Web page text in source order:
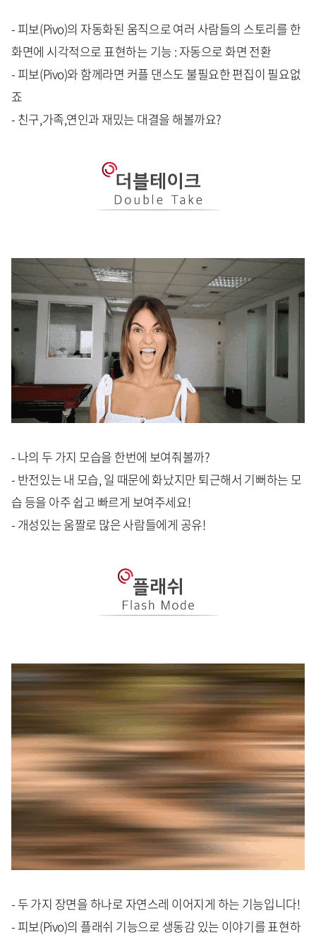
- 피보(Pivo)의 자동화된 움직으로 여러 사람들의 스토리를 한
화면에 시각적으로 표현하는 기능 : 자동으로 화면 전환
- 피보(Pivo)와 함께라면 커플 댄스도 불필요한 편집이 필요없
죠
- 친구,가족,연인과 재밌는 대결을 해볼까요?
- 나의 두 가지 모습을 한번에 보여줘볼까?
- 반전있는 내 모습, 일 때문에 화났지만 퇴근해서 기뻐하는 모
습 등을 아주 쉽고 빠르게 보여주세요!
- 개성있는 움짤로 많은 사람들에게 공유!
- 두 가지 장면을 하나로 자연스레 이어지게 하는 기능입니다!
- 피보(Pivo)의 플래쉬 기능으로 생동감 있는 이야기를 표현하